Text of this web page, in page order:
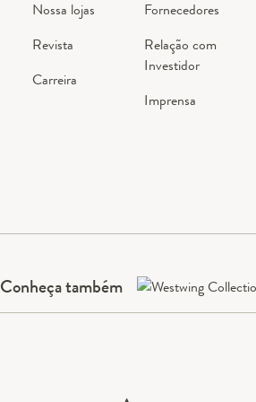
Nossa lojas
Revista
Carreira
Fornecedores
Relação com
Investidor
Imprensa
Conheça também